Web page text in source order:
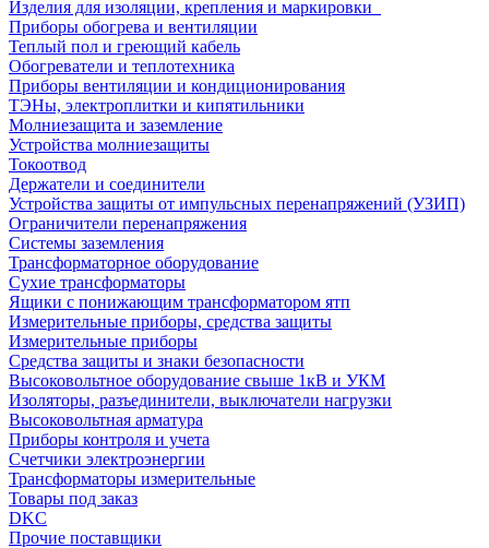
Изделия для изоляции, крепления и маркировки
Приборы обогрева и вентиляции
Теплый пол и греющий кабель
Обогреватели и теплотехника
Приборы вентиляции и кондиционирования
ТЭНы, электроплитки и кипятильники
Молниезащита и заземление
Устройства молниезащиты
Токоотвод
Держатели и соединители
Устройства защиты от импульсных перенапряжений (УЗИП)
Ограничители перенапряжения
Системы заземления
Трансформаторное оборудование
Сухие трансформаторы
Ящики с понижающим трансформатором ятп
Измерительные приборы, средства защиты
Измерительные приборы
Средства защиты и знаки безопасности
Высоковольтное оборудование свыше 1кВ и УКМ
Изоляторы, разъединители, выключатели нагрузки
Высоковольтная арматура
Приборы контроля и учета
Счетчики электроэнергии
Трансформаторы измерительные
Товары под заказ
DKC
Прочие поставщики